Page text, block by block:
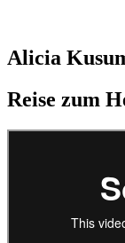
Alicia
Reise zum